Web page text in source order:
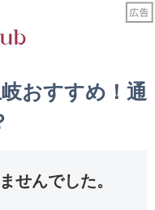
おすすめ！通
せんでした。